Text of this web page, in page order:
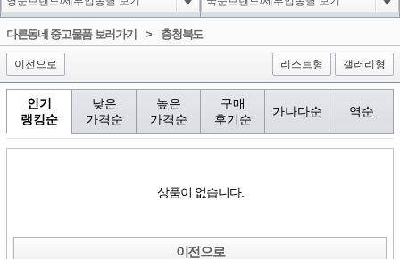
아이콘
1
다른동네 중고물품 보러가기> 충청북도
이전으로 리스트형 갤러리형
인기
랭킹순
낮은
가격순
높은
가격순
구매
후기순
가나다순 역순
상품이 없습니다.
이전으로